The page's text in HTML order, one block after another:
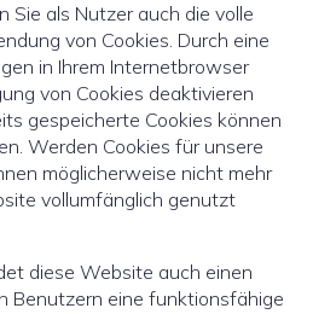
Sie als Nutzer auch die volle
von Cookies. Durch eine
in Ihrem Internetbrowser
von Cookies deaktivieren
gespeicherte Cookies können
Werden Cookies für unsere
möglicherweise nicht mehr
vollumfänglich genutzt
diese Website auch einen
Benutzern eine funktionsfähige